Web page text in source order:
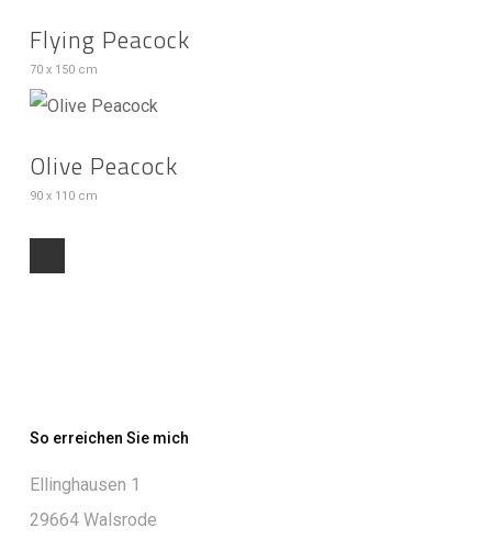
Flying Peacock
70 x 150 cm
Olive Peacock
90 x 110 cm
So erreichen Sie mich
Ellinghausen 1
29664 Walsrode